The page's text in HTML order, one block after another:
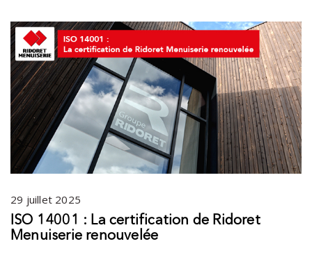
29 juillet 2025
ISO 14001 : La certification de Ridoret
Menuiserie renouvelée